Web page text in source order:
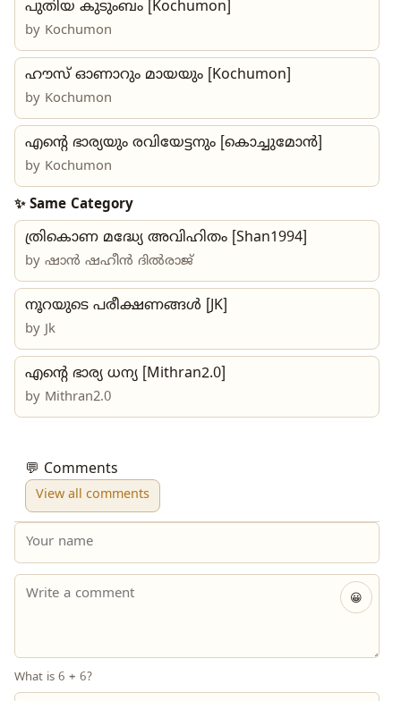
പുതിയ കുടുംബം [Kochumon]
by Kochumon
ഹൗസ് ഓണാറും മായയും [Kochumon]
by Kochumon
എന്റെ ഭാര്യയും രവിയേട്ടനും [കൊച്ചുമോൻ]
by Kochumon
✨ Same Category
ത്രികൊണ മദ്ധ്യേ അവിഹിതം [Shan1994]
by ഷാൻ ഷഹീൻ ദിൽരാജ്
നൂറയുടെ പരീക്ഷണങ്ങൾ [JK]
by Jk
എന്റെ ഭാര്യ ധന്യ [Mithran2.0]
by Mithran2.0
💬 Comments
View all comments
😀
What is 6 + 6?